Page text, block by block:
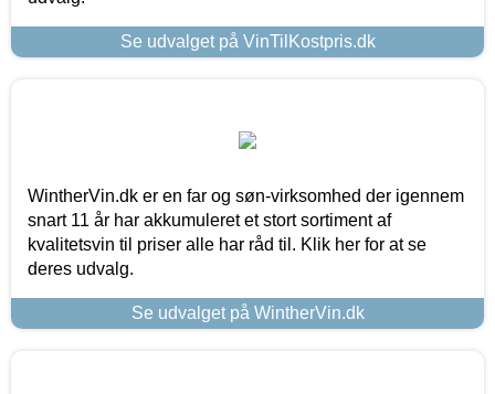
Se udvalget på VinTilKostpris.dk
WintherVin.dk er en far og søn-virksomhed der igennem
snart 11 år har akkumuleret et stort sortiment af
kvalitetsvin til priser alle har råd til. Klik her for at se
deres udvalg.
Se udvalget på WintherVin.dk